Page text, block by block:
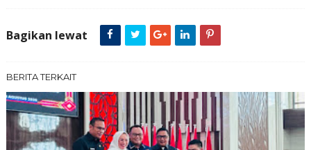
Bagikan lewat
BERITA TERKAIT